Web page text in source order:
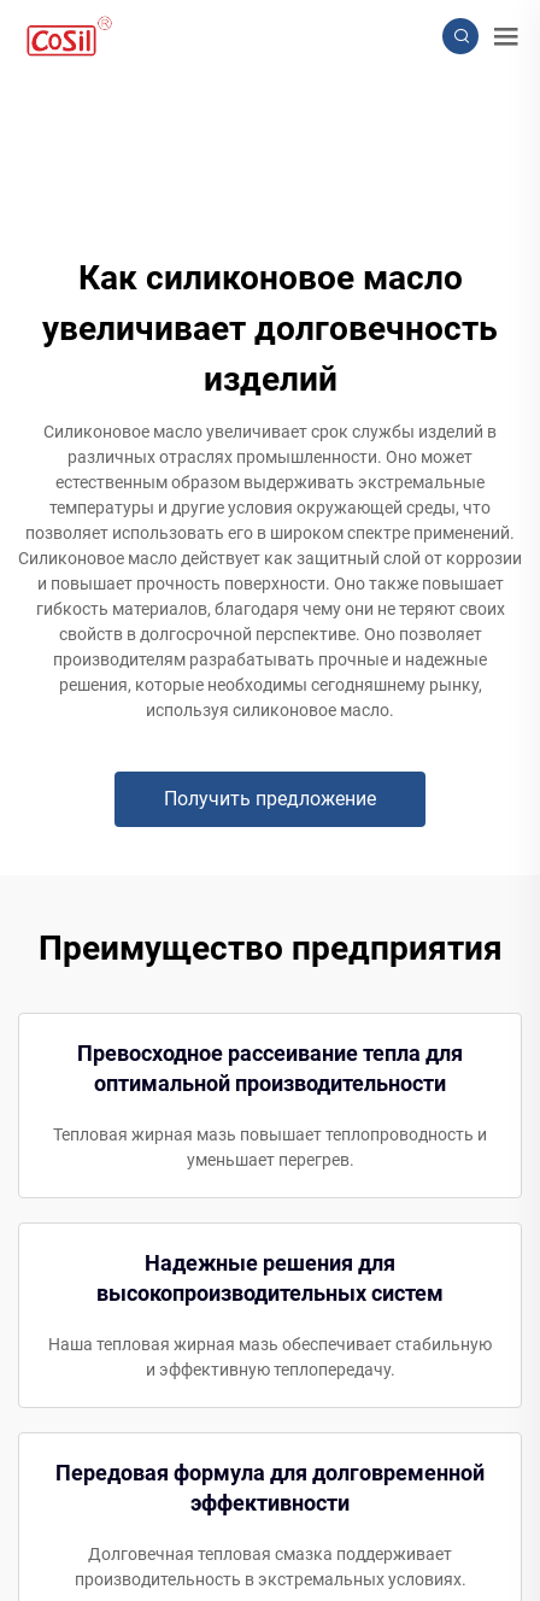
Как силиконовое масло
увеличивает долговечность
изделий
Силиконовое масло увеличивает срок службы изделий в
различных отраслях промышленности. Оно может
естественным образом выдерживать экстремальные
температуры и другие условия окружающей среды, что
позволяет использовать его в широком спектре применений.
Силиконовое масло действует как защитный слой от коррозии
и повышает прочность поверхности. Оно также повышает
гибкость материалов, благодаря чему они не теряют своих
свойств в долгосрочной перспективе. Оно позволяет
производителям разрабатывать прочные и надежные
решения, которые необходимы сегодняшнему рынку,
используя силиконовое масло.
Получить предложение
Преимущество предприятия
Превосходное рассеивание тепла для
оптимальной производительности
Тепловая жирная мазь повышает теплопроводность и
уменьшает перегрев.
Надежные решения для
высокопроизводительных систем
Наша тепловая жирная мазь обеспечивает стабильную
и эффективную теплопередачу.
Передовая формула для долговременной
эффективности
Долговечная тепловая смазка поддерживает
производительность в экстремальных условиях.